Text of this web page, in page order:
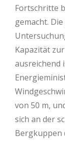
Fortschritte
gemacht.
Kapazität
ausreichend
von 50 m,
sich an der
Bergkuppen